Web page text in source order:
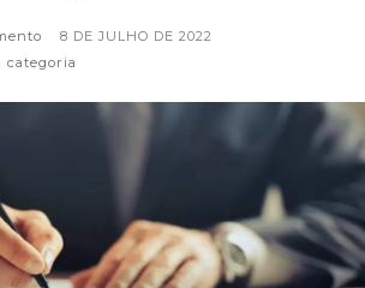
8 DE JULHO DE 2022
categoria